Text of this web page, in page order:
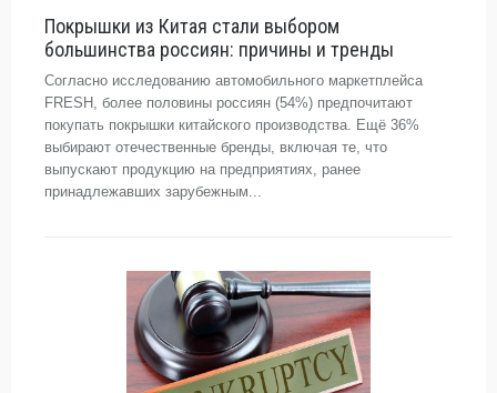
Покрышки из Китая стали выбором
большинства россиян: причины и тренды
Согласно исследованию автомобильного маркетплейса
FRESH, более половины россиян (54%) предпочитают
покупать покрышки китайского производства. Ещё 36%
выбирают отечественные бренды, включая те, что
выпускают продукцию на предприятиях, ранее
принадлежавших зарубежным...